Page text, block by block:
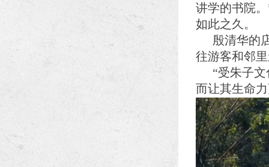
讲学的书院
如此之久。
殷清华的
往游客和邻
“受朱子
而让其生命